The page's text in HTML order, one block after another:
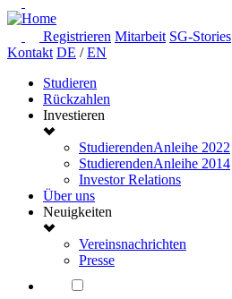
Registrieren Mitarbeit SG-Stories
Kontakt DE / EN
Studieren
Rückzahlen
Investieren
StudierendenAnleihe 2022
StudierendenAnleihe 2014
Investor Relations
Über uns
Neuigkeiten
Vereinsnachrichten
Presse